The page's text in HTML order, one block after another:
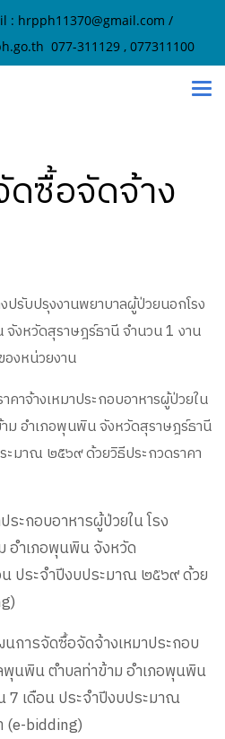
: hrpph11370@gmail.com /
077-311129 , 077311100
ดซื้อจัดจ้าง
ปรับปรุงงานพยาบาลผู้ป่วยนอกโรง
งหวัดสุราษฎร์ธานี จำนวน 1 งาน
องหน่วยงาน
คาจ้างเหมาประกอบอาหารผู้ป่วยใน
ม อำเภอพุนพิน จังหวัดสุราษฎร์ธานี
ะมาณ ๒๕๖๙ ด้วยวิธีประกวดราคา
ระกอบอาหารผู้ป่วยใน โรง
อำเภอพุนพิน จังหวัด
ประจำปีงบประมาณ ๒๕๖๙ ด้วย
การจัดซื้อจัดจ้างเหมาประกอบ
พุนพิน ตำบลท่าข้าม อำเภอพุนพิน
7 เดือน ประจำปีงบประมาณ
(e-bidding)